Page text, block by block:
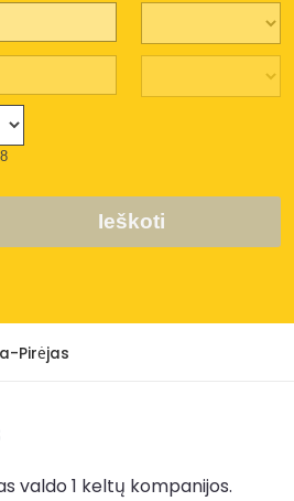
Ieškoti
Pirėjas
valdo 1 keltų kompanijos.